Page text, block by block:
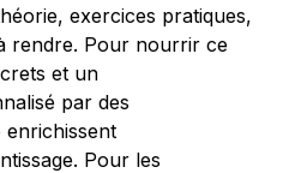
exercices pratiques,
rendre. Pour nourrir ce
et un
par des
enrichissent
Pour les